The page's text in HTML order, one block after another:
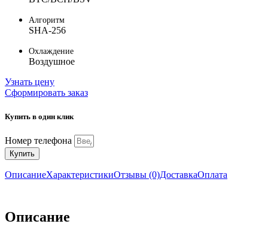
Алгоритм
SHA-256
Охлаждение
Воздушное
Узнать цену
Сформировать заказ
Купить в один клик
Номер телефона
Купить
ОписаниеХарактеристикиОтзывы (0)ДоставкаОплата
Описание